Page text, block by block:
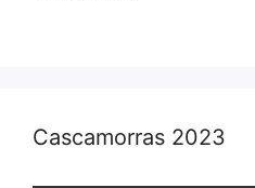
Cascamorras 2023